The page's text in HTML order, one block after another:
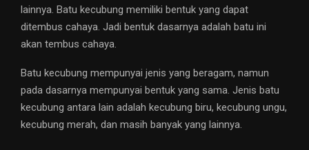
lainnya. Batu kecubung memiliki bentuk yang dapat
ditembus cahaya. Jadi bentuk dasarnya adalah batu ini
akan tembus cahaya.
Batu kecubung mempunyai jenis yang beragam, namun
pada dasarnya mempunyai bentuk yang sama. Jenis batu
kecubung antara lain adalah kecubung biru, kecubung ungu,
kecubung merah, dan masih banyak yang lainnya.